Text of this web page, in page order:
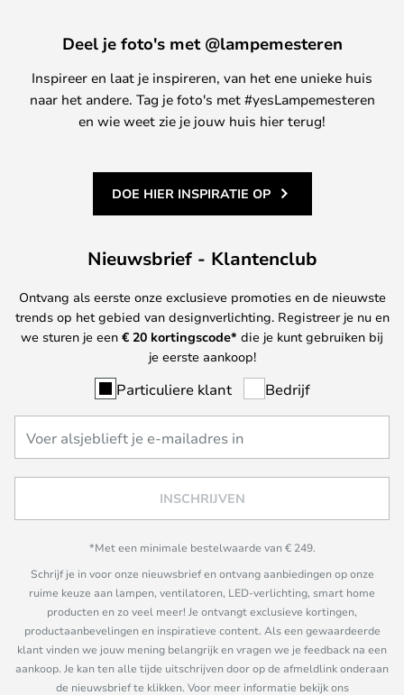
Deel je foto's met @lampemesteren
Inspireer en laat je inspireren, van het ene unieke huis
naar het andere. Tag je foto's met #yesLampemesteren
en wie weet zie je jouw huis hier terug!
DOE HIER INSPIRATIE OP
Nieuwsbrief - Klantenclub
Ontvang als eerste onze exclusieve promoties en de nieuwste
trends op het gebied van designverlichting. Registreer je nu en
we sturen je een € 20 kortingscode* die je kunt gebruiken bij
je eerste aankoop!
Particuliere klant Bedrijf
INSCHRIJVEN
*Met een minimale bestelwaarde van € 249.
Schrijf je in voor onze nieuwsbrief en ontvang aanbiedingen op onze
ruime keuze aan lampen, ventilatoren, LED-verlichting, smart home
producten en zo veel meer! Je ontvangt exclusieve kortingen,
productaanbevelingen en inspiratieve content. Als een gewaardeerde
klant vinden we jouw mening belangrijk en vragen we je feedback na een
aankoop. Je kan ten alle tijde uitschrijven door op de afmeldlink onderaan
de nieuwsbrief te klikken. Voor meer informatie bekijk ons